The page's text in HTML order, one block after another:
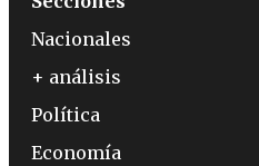
Nacionales
+ análisis
Política
Economía